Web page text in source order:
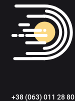
+38 (063) 011 28 80